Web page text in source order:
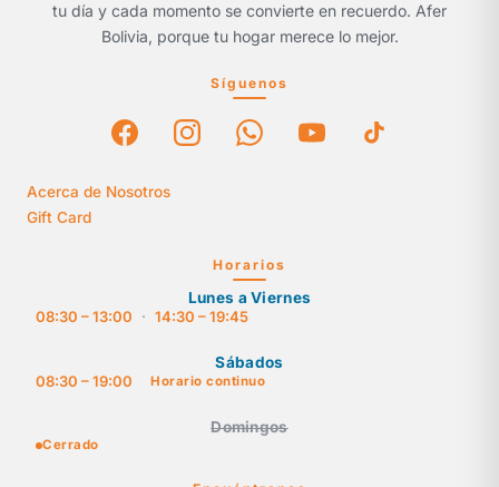
tu día y cada momento se convierte en recuerdo. Afer
Bolivia, porque tu hogar merece lo mejor.
Síguenos
Acerca de Nosotros
Gift Card
Horarios
Lunes a Viernes
08:30 – 13:00
· 14:30 – 19:45
Sábados
08:30 – 19:00
Horario continuo
Domingos
Cerrado